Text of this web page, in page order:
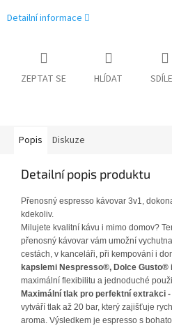
Detailní informace
ZEPTAT SE HLÍDAT
Popis Diskuze
Detailní popis produktu
Přenosný espresso kávovar 3v1,
kdekoliv.
Milujete kvalitní kávu i mimo domov?
přenosný kávovar vám umožní
cestách, v kanceláři, při kempování i
kapslemi Nespresso®, Dolce Gusto®
maximální flexibilitu a jednoduché
Maximální tlak pro perfektní extrakci -
vytváří tlak až 20 bar, který zajišťuje
aroma. Výsledkem je espresso s